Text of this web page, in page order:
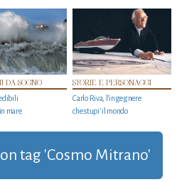
DA SOGNO
mare
STORIE E PERSONAGGI
Carlo Riva, l’ingegnere
che stupi' il mondo
tag 'Cosmo Mitrano'